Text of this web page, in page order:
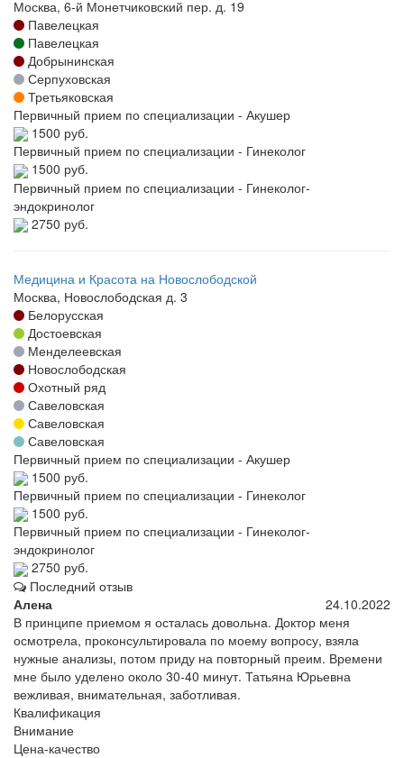
Москва, 6-й Монетчиковский пер. д. 19
Павелецкая
Павелецкая
Добрынинская
Серпуховская
Третьяковская
Первичный прием по специализации - Акушер
1500 руб.
Первичный прием по специализации - Гинеколог
1500 руб.
Первичный прием по специализации - Гинеколог-
эндокринолог
2750 руб.
Медицина и Красота на Новослободской
Москва, Новослободская д. 3
Белорусская
Достоевская
Менделеевская
Новослободская
Охотный ряд
Савеловская
Савеловская
Савеловская
Первичный прием по специализации - Акушер
1500 руб.
Первичный прием по специализации - Гинеколог
1500 руб.
Первичный прием по специализации - Гинеколог-
эндокринолог
2750 руб.
Последний отзыв
Алена
24.10.2022
В принципе приемом я осталась довольна. Доктор меня
осмотрела, проконсультировала по моему вопросу, взяла
нужные анализы, потом приду на повторный преим. Времени
мне было уделено около 30-40 минут. Татьяна Юрьевна
вежливая, внимательная, заботливая.
Квалификация
Внимание
Цена-качество